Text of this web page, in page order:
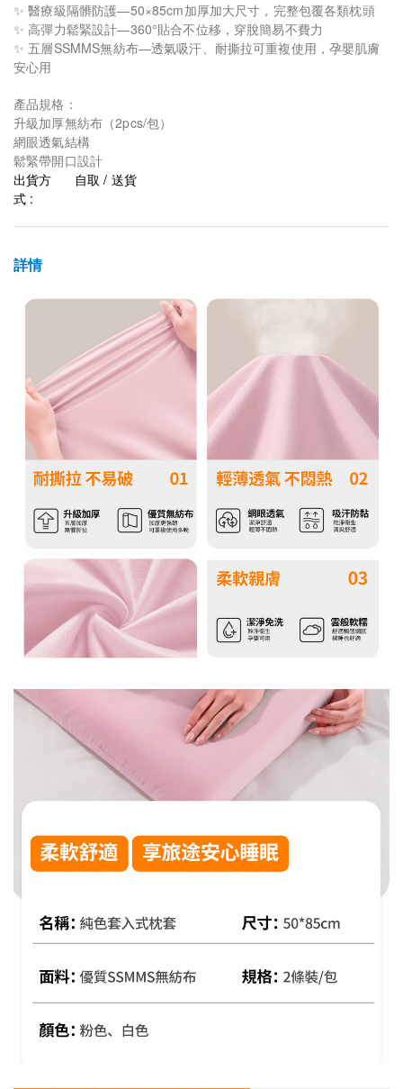
✨ 醫療級隔髒防護—50×85cm加厚加大尺寸，完整包覆各類枕頭
✨ 高彈力鬆緊設計—360°貼合不位移，穿脫簡易不費力
✨ 五層SSMMS無紡布—透氣吸汗、耐撕拉可重複使用，孕嬰肌膚
安心用
產品規格：
升級加厚無紡布（2pcs/包）
網眼透氣結構
鬆緊帶開口設計
出貨方
式 :
自取 / 送貨
詳情